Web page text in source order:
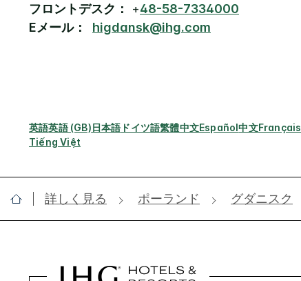
フロントデスク： +48-58-7334000
Eメール：
higdansk@ihg.com
英語英語 (GB)日本語 ドイツ語繁體中文Español中文Français
Tiếng Việt
詳しく見る ポーランド グダニスク